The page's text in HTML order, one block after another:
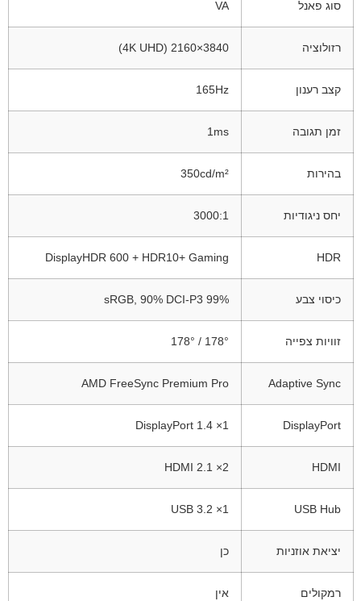
סוג פאנל VA
רזולוציה 3840×2160 (4K UHD)
קצב רענון 165Hz
זמן תגובה 1ms
בהירות 350cd/m²
יחס ניגודיות 3000:1
HDR
DisplayHDR 600 + HDR10+ Gaming
כיסוי צבע 99% sRGB, 90% DCI-P3
זוויות צפייה 178° / 178°
Adaptive Sync
AMD FreeSync Premium Pro
DisplayPort
1× DisplayPort 1.4
HDMI
2× HDMI 2.1
USB Hub
1× USB 3.2
יציאת אוזניות כן
רמקולים אין